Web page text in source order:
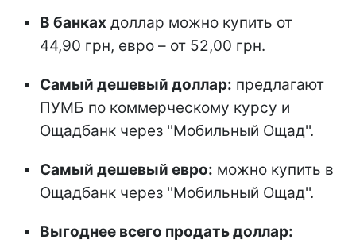
В банках доллар можно купить от
44,90 грн, евро – от 52,00 грн.
Самый дешевый доллар: предлагают
ПУМБ по коммерческому курсу и
Ощадбанк через ''Мобильный Ощад''.
Самый дешевый евро: можно купить в
Ощадбанк через ''Мобильный Ощад''.
Выгоднее всего продать доллар: